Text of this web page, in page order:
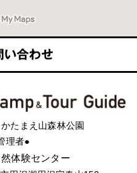
たまえ山森林公園
理者●
然体験センター